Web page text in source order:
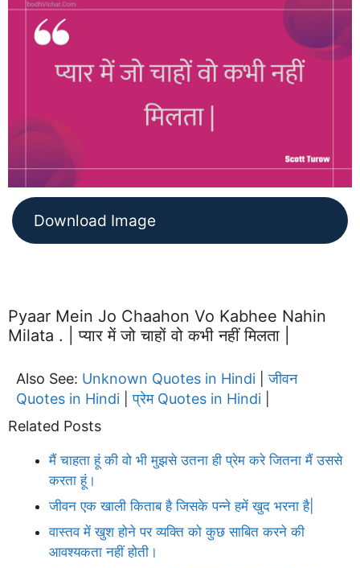
Download Image
Pyaar Mein Jo Chaahon Vo Kabhee Nahin
Milata . | प्यार में जो चाहों वो कभी नहीं मिलता |
Also See: Unknown Quotes in Hindi |जीवन
Quotes in Hindi |प्रेम Quotes in Hindi
Related Posts
मैं चाहता हूं की वो भी मुझसे उतना ही प्रेम करे जितना मैं उससे
करता हूं।
जीवन एक खाली किताब है जिसके पन्ने हमें खुद भरना है|
वास्तव में खुश होने पर व्यक्ति को कुछ साबित करने की
आवश्यकता नहीं होती।